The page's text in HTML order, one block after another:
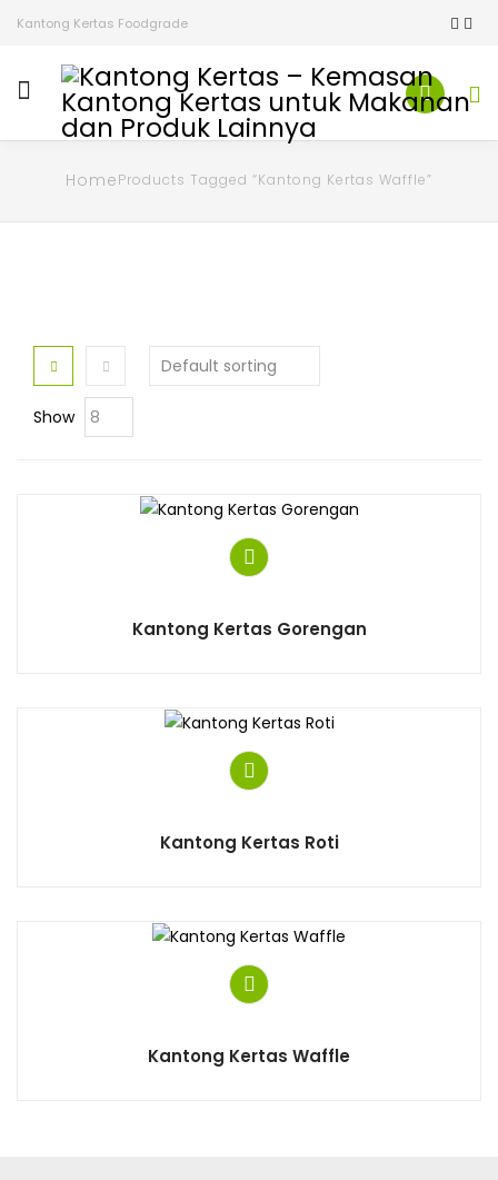
Kantong Kertas Foodgrade
HomeProducts Tagged “Kantong Kertas Waffle”
Show
Kantong Kertas Gorengan
Kantong Kertas Roti
Kantong Kertas Waffle